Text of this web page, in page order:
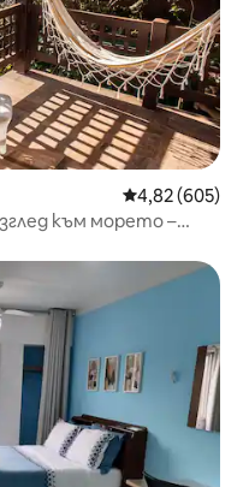
Средна
4,82 (605)
към морето –